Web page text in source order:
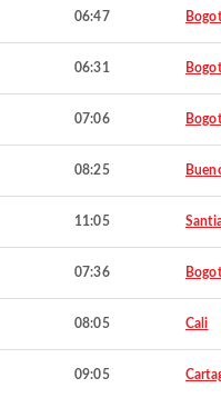
06:47
06:31
07:06
08:25
11:05
07:36
08:05 Cali
09:05